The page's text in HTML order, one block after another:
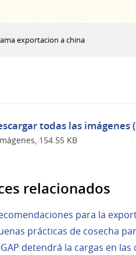
exportacion a china
todas las imágenes
154.55 KB
relacionados
para la
prácticas de cosecha
detendrá la cargas en